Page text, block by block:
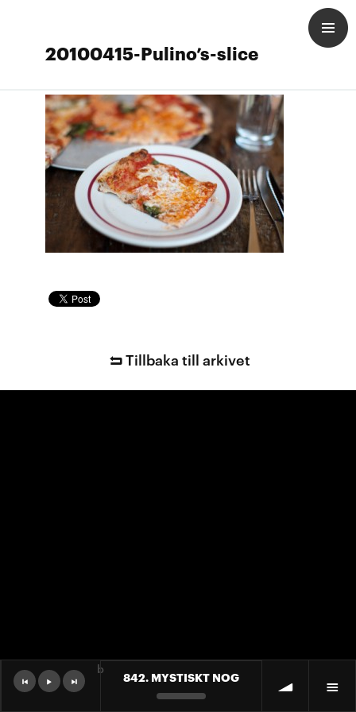
20100415-Pulino’s-slice
Tillbaka till arkivet
842. MYSTISKT NOG
b